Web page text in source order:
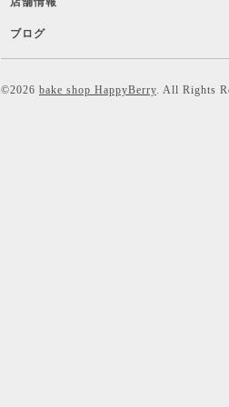
ブログ
©2026 bake shop HappyBerry. All Rights